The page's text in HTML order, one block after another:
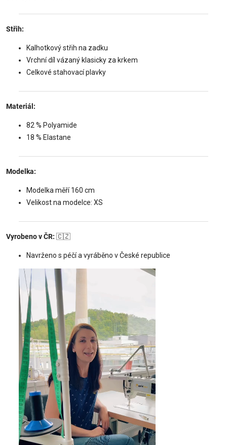
Střih:
Kalhotkový střih na zadku
Vrchní díl vázaný klasicky za krkem
Celkové stahovací plavky
Materiál:
82 % Polyamide
18 % Elastane
Modelka:
Modelka měří 160 cm
Velikost na modelce: XS
Vyrobeno v ČR: 🇨🇿
Navrženo s péčí a vyráběno v České republice